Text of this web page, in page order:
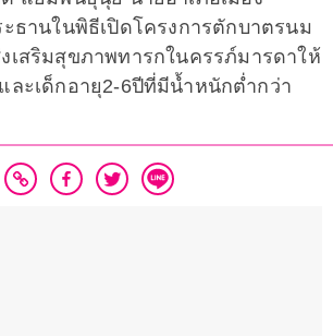
ธานในพิธีเปิดโครงการตักบาตรนม
เสริมสุขภาพทารกในครรภ์มารดาให้
ละเด็กอายุ2-6ปีที่มีน้ำหนักต่ำกว่า